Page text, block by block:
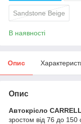
Sandstone Beige
В наявності
Опис
Опис
Автокрісло
зростом від 76 до 150